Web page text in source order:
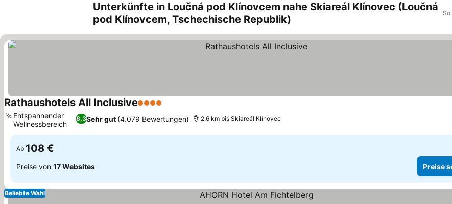
Unterkünfte in Loučná pod Klínovcem nahe Skiareál Klínovec (Loučná
pod Klínovcem, Tschechische Republik)
Rathaushotels All Inclusive4 Sterne
8,3Sehr gut (4.079 Bewertungen)
Entspannender
Wellnessbereich
2.6 km bis Skiareál Klínovec
Ab 108 €
Preise von 17 Websites Preise
Beliebte Wahl